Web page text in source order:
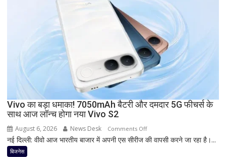
8000mAh
7-
इंच
डिस्प्ले
और
Snapdragon
प्रोसेसर
मचेगी
Vivo का बड़ा धमाका! 7050mAh बैटरी और दमदार 5G फीचर्स के
साथ आज लॉन्च होगा नया Vivo S2
August 6, 2026 News Desk Comments Offon
Vivo
नई दिल्ली: वीवो आज भारतीय बाजार में अपनी एस सीरीज की वापसी करने जा रहा है।...
बिजनेस